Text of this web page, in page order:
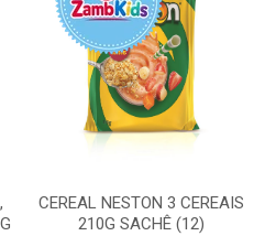
CEREAL NESTON 3 CEREAIS
210G SACHÊ (12)